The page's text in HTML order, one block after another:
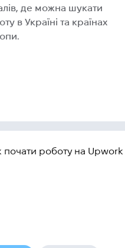
де можна шукати
в Україні та країнах